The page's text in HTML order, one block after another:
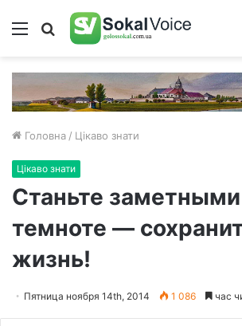
Меню Пошук
Головна / Цікаво знати
Цікаво знати
Станьте
темноте —
жизнь!
Пятница ноября 14th, 2014 1 086 час